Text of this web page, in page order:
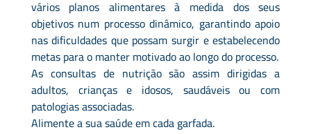
vários planos alimentares à medida dos seus
objetivos num processo dinâmico, garantindo apoio
nas dificuldades que possam surgir e estabelecendo
metas para o manter motivado ao longo do processo.
As consultas de nutrição são assim dirigidas a
adultos, crianças e idosos, saudáveis ou com
patologias associadas.
Alimente a sua saúde em cada garfada.